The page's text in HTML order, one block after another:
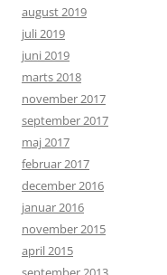
august 2019
juli 2019
juni 2019
marts 2018
november 2017
september 2017
maj 2017
februar 2017
december 2016
januar 2016
november 2015
april 2015